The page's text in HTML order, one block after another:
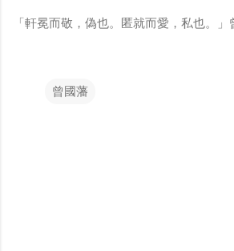
「軒冕而敬，偽也。匿就而愛，私也。」
曾國藩